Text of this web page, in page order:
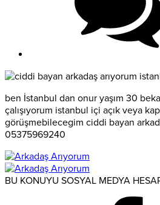
ben İstanbul dan onur yaşım 30
çalışıyorum istanbul içi açık veya
görüşmebilecegim ciddi bayan
05375969240
BU KONUYU SOSYAL MEDYA